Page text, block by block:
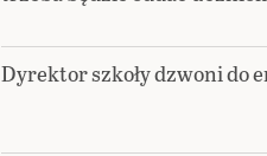
Dyrektor szkoły dzwoni do